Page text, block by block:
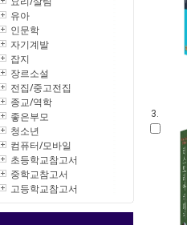
유아
인문학
자기계발
잡지
장르소설
전집/중고전집
종교/역학
좋은부모
청소년
컴퓨터/모바일
초등학교참고서
중학교참고서
고등학교참고서
3.